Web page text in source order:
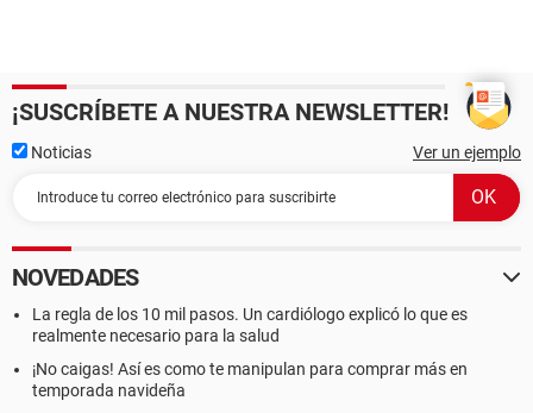
¡SUSCRÍBETE A NUESTRA NEWSLETTER!
Noticias Ver un ejemplo
NOVEDADES
La regla de los 10 mil pasos. Un cardiólogo explicó lo que es
realmente necesario para la salud
¡No caigas! Así es como te manipulan para comprar más en
temporada navideña